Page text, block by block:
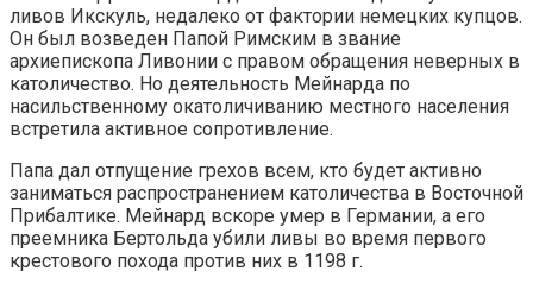
ливов Икскуль, недалеко от фактории немецких купцов.
Он был возведен Папой Римским в звание
архиепископа Ливонии с правом обращения неверных в
католичество. Но деятельность Мейнарда по
насильственному окатоличиванию местного населения
встретила активное сопротивление.
Папа дал отпущение грехов всем, кто будет активно
заниматься распространением католичества в Восточной
Прибалтике. Мейнард вскоре умер в Германии, а его
преемника Бертольда убили ливы во время первого
крестового похода против них в 1198 г.